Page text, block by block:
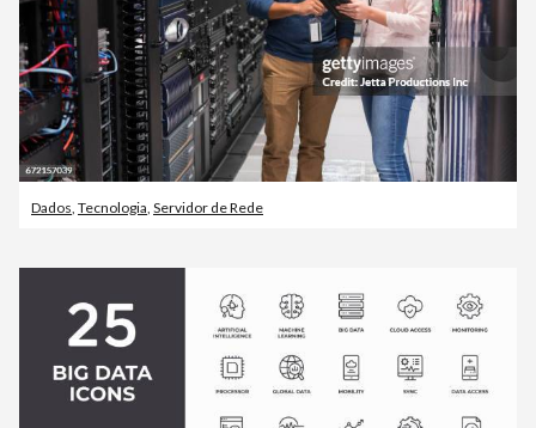
Dados, Tecnologia, Servidor de Rede